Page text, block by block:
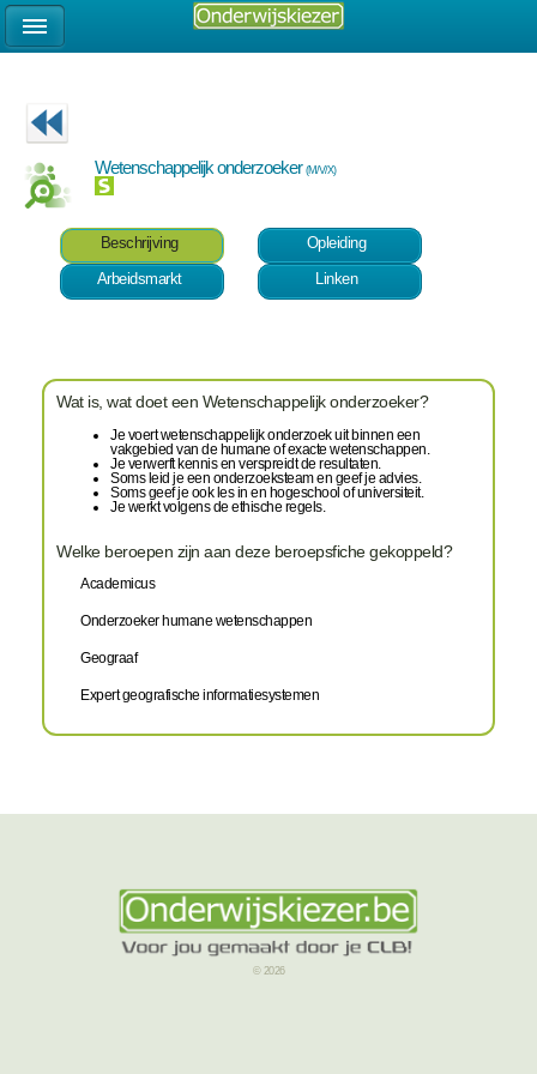
Wetenschappelijk onderzoeker(M/V/X)
Beschrijving
Opleiding
Arbeidsmarkt
Linken
Wat is, wat doet een Wetenschappelijk onderzoeker?
Je voert wetenschappelijk onderzoek uit binnen een
vakgebied van de humane of exacte wetenschappen.
Je verwerft kennis en verspreidt de resultaten.
Soms leid je een onderzoeksteam en geef je advies.
Soms geef je ook les in en hogeschool of universiteit.
Je werkt volgens de ethische regels.
Welke beroepen zijn aan deze beroepsfiche gekoppeld?
Academicus
Onderzoeker humane wetenschappen
Geograaf
Expert geografische informatiesystemen
© 2026